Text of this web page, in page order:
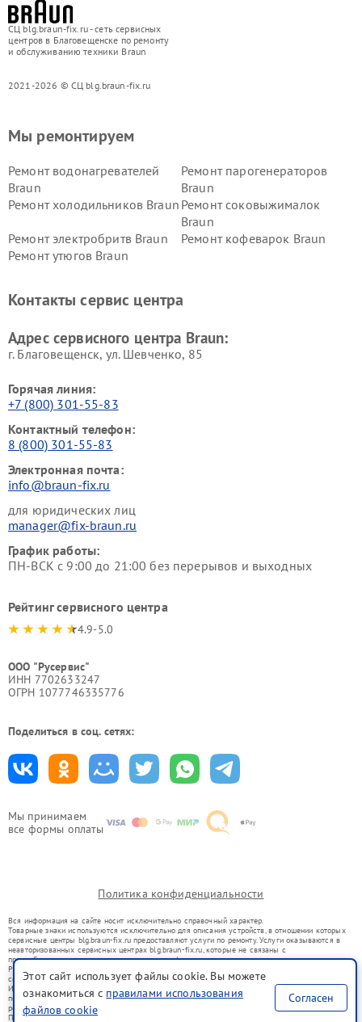
СЦ blg.braun-fix.ru - сеть сервисных
центров в Благовещенске по ремонту
и обслуживанию техники Braun
2021-2026 © СЦ blg.braun-fix.ru
Мы принимаем
все формы оплаты
Мы ремонтируем
Ремонт водонагревателей
Braun
Ремонт парогенераторов
Braun
Ремонт холодильников Braun Ремонт соковыжималок
Braun
Ремонт электробритв Braun
Ремонт кофеварок Braun
Ремонт утюгов Braun
Контакты сервис центра
Адрес сервисного центра Braun:
г. Благовещенск, ул. Шевченко, 85
Горячая линия:
+7 (800) 301-55-83
Контактный телефон:
8 (800) 301-55-83
Электронная почта:
info@braun-fix.ru
для юридических лиц
manager@fix-braun.ru
График работы:
ПН-ВСК с 9:00 до 21:00 без перерывов и выходных
Рейтинг сервисного центра
4.9-5.0
ООО "Русервис"
ИНН 7702633247
ОГРН 1077746335776
Поделиться в соц. сетях:
Политика конфиденциальности
Вся информация на сайте носит исключительно справочный характер.
Товарные знаки используются исключительно для описания устройств, в отношении которых
сервисные центры blg.braun-fix.ru предоставляют услуги по ремонту. Услуги оказываются в
неавторизованных сервисных центрах blg.braun-fix.ru, которые не связаны с
правообладателями товарных знаков или их официальными представителями.
Ремонт осуществляется для устройств, уже введенных в гражданский оборот в соответствии
со статьей 1487 ГК РФ.
Использование товарных знаков не преследует цели индивидуализации услуг или введения
потребителей в заблуждение, а служит для информирования о предоставляемых услугах по
ремонту техники указанных брендов.
Представленная на сайте информация не является публичной офертой, определяемой
Этот сайт использует файлы cookie. Вы можете
ознакомиться с правилами использования
файлов cookie
Согласен